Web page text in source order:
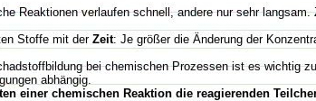
Reaktionen verlaufen schnell, andere nur sehr
Stoffe mit der Zeit: Je größer die Änderung der
bei chemischen Prozessen ist es
abhängig.
einer chemischen Reaktion die reagierenden